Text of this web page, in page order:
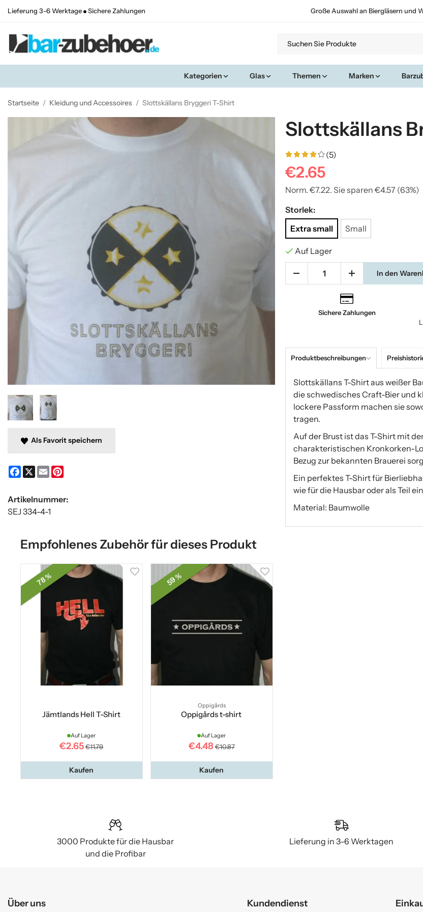
Lieferung 3-6 Werktage Sichere Zahlungen Große Auswahl an Biergläsern und
Kategorien Glas Themen Marken
Startseite / Kleidung und Accessoires / Slottskällans Bryggeri T-Shirt
Slottskällans
(5)
€2.65
Norm. €7.22. Sie sparen €4.57 (63%)
Storlek:
Extra small
Small
Auf Lager
In den
Sichere Zahlungen
Produktbeschreibungen
Slottskällans T-Shirt aus weißer
die schwedisches Craft-Bier und
lockere Passform machen sie
tragen.
Auf der Brust ist das T-Shirt mit
charakteristischen Kronkorken-
Bezug zur bekannten Brauerei
Ein perfektes T-Shirt für
wie für die Hausbar oder als Teil
Material: Baumwolle
Als Favorit speichern
Facebook
X Email
Artikelnummer:
SEJ 334-4-1
Empfohlenes Zubehör für dieses Produkt
78 %
Jämtlands Hell T-Shirt
Auf Lager
€2.65 €11.79
Kaufen
59 %
Oppigårds
Oppigårds t-shirt
Auf Lager
€4.48 €10.87
Kaufen
3000 Produkte für die Hausbar
und die Profibar
Lieferung in 3–6 Werktagen
Über uns Kundendienst